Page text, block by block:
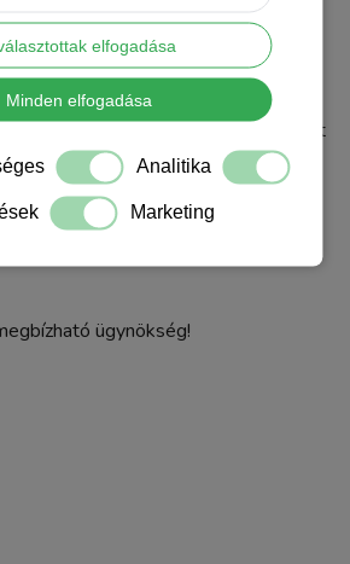
elfogadása
Minden elfogadása
Analitika
Marketing
marketing. Sajnálom, hogy nem őket
ügynökség!